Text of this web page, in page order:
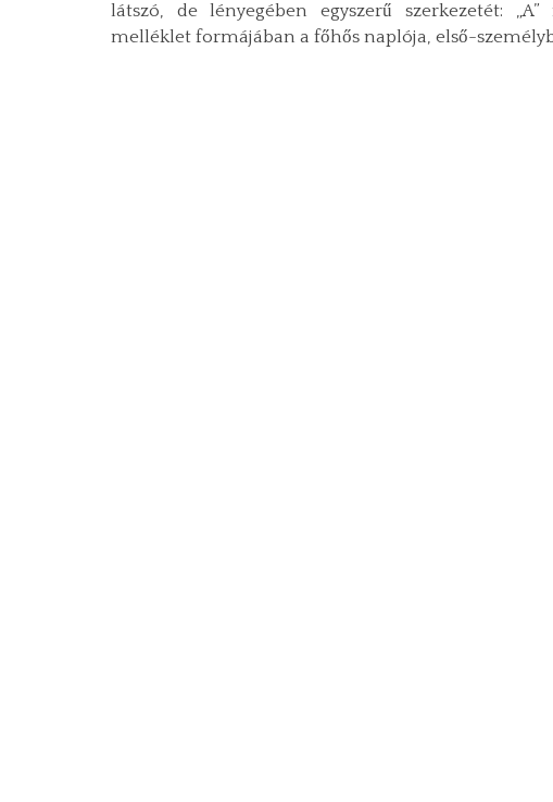
látszó, de lényegében egyszerű szerkezetét:
melléklet formájában a főhős naplója, első-